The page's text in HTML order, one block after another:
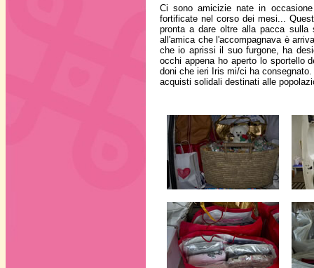
Ci sono amicizie nate in
fortificate nel corso dei mesi...
pronta a dare oltre alla pacca sulla
all'amica che l'accompagnava è
che io aprissi il suo furgone, ha
occhi appena ho aperto lo sportello
doni che ieri Iris mi/ci ha
acquisti solidali destinati alle